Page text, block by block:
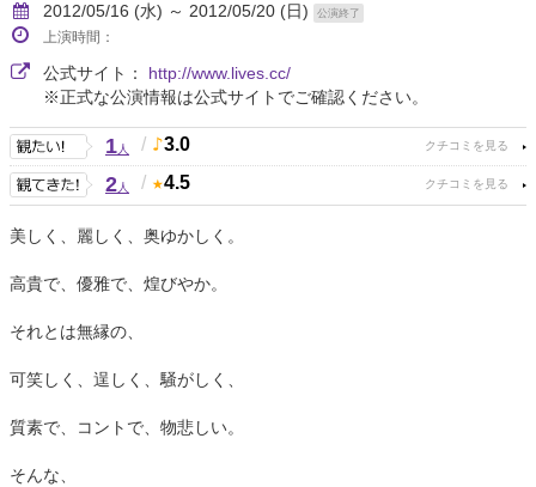
2012/05/16 (水) ～ 2012/05/20 (日)
公演終了
上演時間：
公式サイト： http://www.lives.cc/
※正式な公演情報は公式サイトでご確認ください。
1人 / 3.0
2人 / 4.5
美しく、麗しく、奥ゆかしく。
高貴で、優雅で、煌びやか。
それとは無縁の、
可笑しく、逞しく、騒がしく、
質素で、コントで、物悲しい。
そんな、